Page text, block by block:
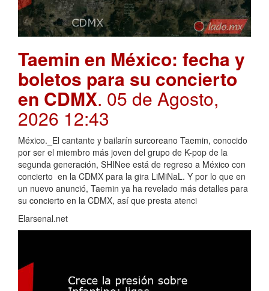
Taemin en México: fecha y
boletos para su concierto
en CDMX. 05 de Agosto,
2026 12:43
México._El cantante y bailarín surcoreano Taemin, conocido
por ser el miembro más joven del grupo de K-pop de la
segunda generación, SHINee está de regreso a México con
concierto en la CDMX para la gira LiMiNaL. Y por lo que en
un nuevo anunció, Taemin ya ha revelado más detalles para
su concierto en la CDMX, así que presta atenci
Elarsenal.net